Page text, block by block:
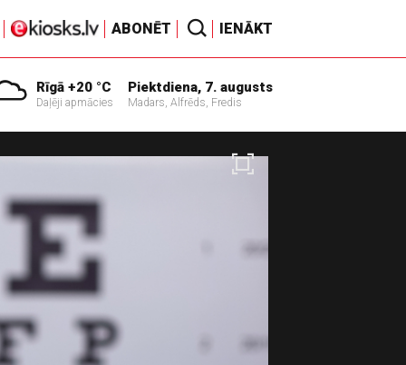
ABONĒT IENĀKT
Rīgā +20 °C
Daļēji apmācies
Piektdiena, 7. augusts
Madars, Alfrēds, Fredis